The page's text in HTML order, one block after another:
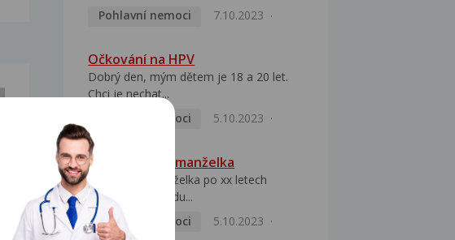
Pohlavní nemoci
7.10.2023
Očkování na HPV
Dobrý den, mým dětem je 18 a 20 let.
Chci je nechat...
Pohlavní nemoci
5.10.2023
HPV pozitivní manželka
Dobrý den, manželka po xx letech
přivezla z Východu...
Pohlavní nemoci
5.10.2023